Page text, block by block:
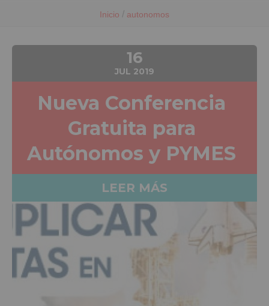
Inicio / autonomos
16
JUL 2019
Nueva Conferencia
Gratuita para
Autónomos y PYMES
LEER MÁS